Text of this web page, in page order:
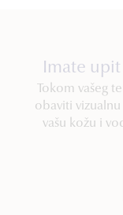
Imate
Tokom vašeg
obaviti
vašu kožu i